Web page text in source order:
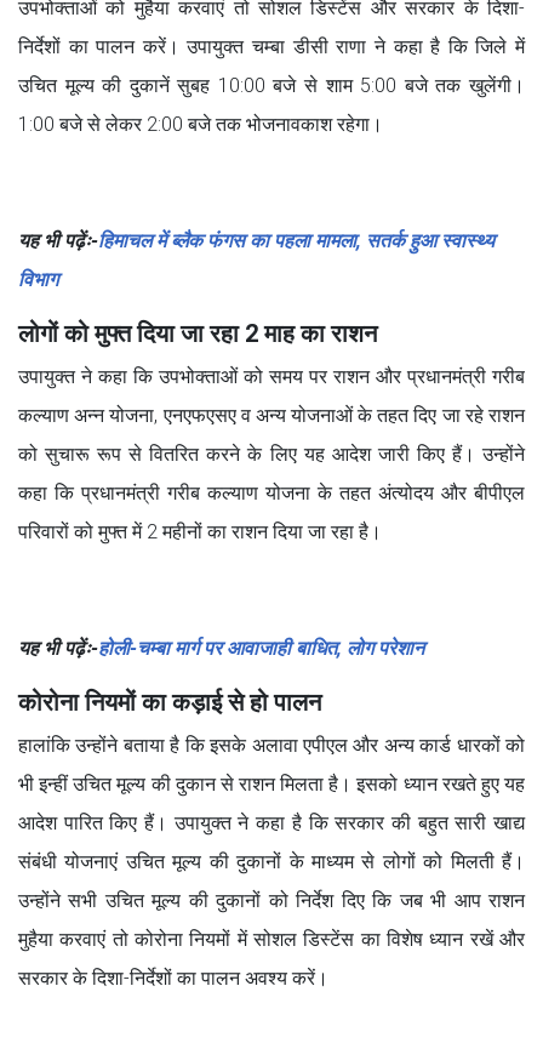
उपभोक्ताओं को मुहैया करवाएं तो सोशल डिस्टेंस और सरकार के दिशा-
निर्देशों का पालन करें। उपायुक्त चम्बा डीसी राणा ने कहा है कि जिले में
उचित मूल्य की दुकानें सुबह 10:00 बजे से शाम 5:00 बजे तक खुलेंगी।
1:00 बजे से लेकर 2:00 बजे तक भोजनावकाश रहेगा।
यह भी पढ़ेंः-हिमाचल में ब्लैक फंगस का पहला मामला, सतर्क हुआ स्वास्थ्य
विभाग
लोगों को मुफ्त दिया जा रहा 2 माह का राशन
उपायुक्त ने कहा कि उपभोक्ताओं को समय पर राशन और प्रधानमंत्री गरीब
कल्याण अन्न योजना, एनएफएसए व अन्य योजनाओं के तहत दिए जा रहे राशन
को सुचारू रूप से वितरित करने के लिए यह आदेश जारी किए हैं। उन्होंने
कहा कि प्रधानमंत्री गरीब कल्याण योजना के तहत अंत्योदय और बीपीएल
परिवारों को मुफ्त में 2 महीनों का राशन दिया जा रहा है।
यह भी पढ़ेंः-होली-चम्बा मार्ग पर आवाजाही बाधित, लोग परेशान
कोरोना नियमों का कड़ाई से हो पालन
हालांकि उन्होंने बताया है कि इसके अलावा एपीएल और अन्य कार्ड धारकों को
भी इन्हीं उचित मूल्य की दुकान से राशन मिलता है। इसको ध्यान रखते हुए यह
आदेश पारित किए हैं। उपायुक्त ने कहा है कि सरकार की बहुत सारी खाद्य
संबंधी योजनाएं उचित मूल्य की दुकानों के माध्यम से लोगों को मिलती हैं।
उन्होंने सभी उचित मूल्य की दुकानों को निर्देश दिए कि जब भी आप राशन
मुहैया करवाएं तो कोरोना नियमों में सोशल डिस्टेंस का विशेष ध्यान रखें और
सरकार के दिशा-निर्देशों का पालन अवश्य करें।